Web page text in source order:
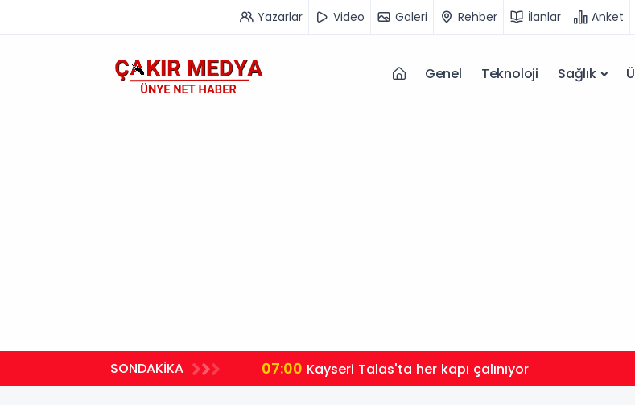
Yazarlar Video Galeri Rehber İlanlar Anket
Genel Teknoloji Sağlık
SONDAKİKA 07:00 Kayseri Talas'ta her kapı çalınıyor